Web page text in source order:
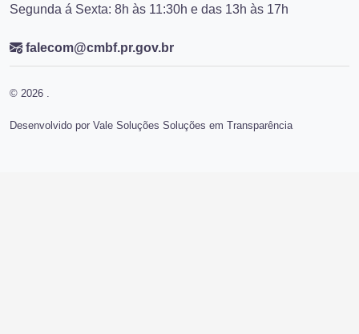
Segunda á Sexta: 8h às 11:30h e das 13h às 17h
falecom@cmbf.pr.gov.br
© 2026 .
Desenvolvido por Vale Soluções Soluções em Transparência